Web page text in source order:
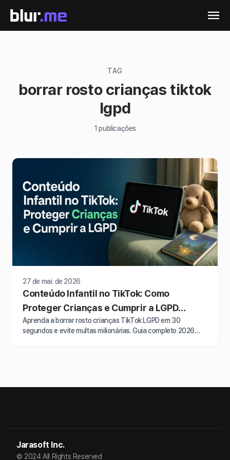
TAG
borrar rosto crianças tiktok
lgpd
1 publicações
27 de mai. de 2026
Conteúdo Infantil no TikTok: Como
Proteger Crianças e Cumprir a LGPD
(2026)
Aprenda a borrar rosto crianças TikTok LGPD em 30
segundos e evite multas milionárias. Guia completo 2026
Jarasoft Inc.
© 2024 All Rights Reserved